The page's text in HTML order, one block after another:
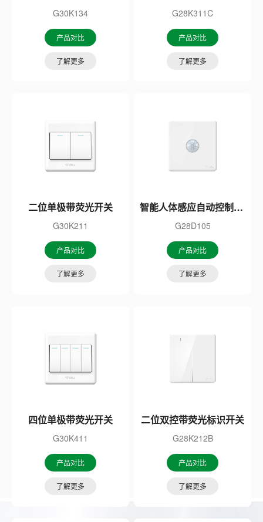
G30K134
产品对比
了解更多
G28K311C
产品对比
了解更多
二位单极带荧光开关
G30K211
产品对比
了解更多
智能人体感应自动控制开关
G28D105
产品对比
了解更多
四位单极带荧光开关
G30K411
产品对比
了解更多
二位双控带荧光标识开关
G28K212B
产品对比
了解更多